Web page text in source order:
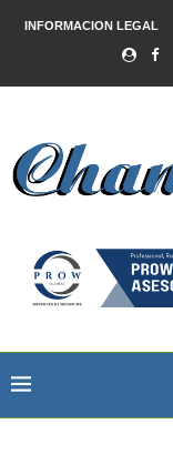
INFORMACION LEGAL